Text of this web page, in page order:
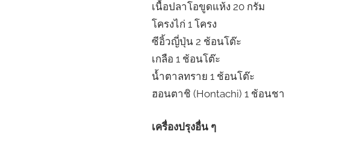
เนื้อปลาโอขูดแห้ง 20 กรัม
โครงไก่ 1 โครง
ซีอิ้วญี่ปุ่น 2 ช้อนโต๊ะ
เกลือ 1 ช้อนโต๊ะ
น้ำตาลทราย 1 ช้อนโต๊ะ
ฮอนตาชิ (Hontachi) 1 ช้อนชา
เครื่องปรุงอื่น ๆ